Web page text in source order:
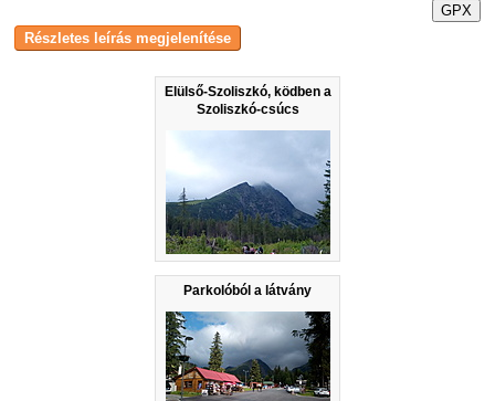
Elülső-Szoliszkó, ködben a
Szoliszkó-csúcs
Parkolóból a látvány
GPX